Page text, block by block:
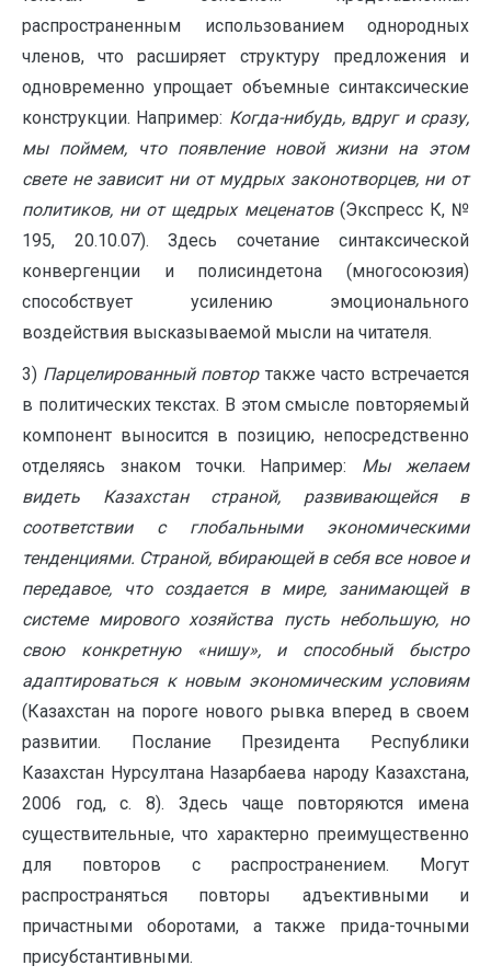
распространенным использованием однородных
членов, что расширяет структуру предложения и
одновременно упрощает объемные синтаксические
конструкции. Например: Когда-нибудь, вдруг и сразу,
мы поймем, что появление новой жизни на этом
свете не зависит ни от мудрых законотворцев, ни от
политиков, ни от щедрых меценатов (Экспресс К, №
195, 20.10.07). Здесь сочетание синтаксической
конвергенции и полисиндетона (многосоюзия)
способствует усилению эмоционального
воздействия высказываемой мысли на читателя.
3) Парцелированный повтортакже часто встречается
в политических текстах. В этом смысле повторяемый
компонент выносится в позицию, непосредственно
отделяясь знаком точки. Например: Мы желаем
видеть Казахстан страной, развивающейся в
соответствии с глобальными экономическими
тенденциями. Страной, вбирающей в себя все новое и
передавое, что создается в мире, занимающей в
системе мирового хозяйства пусть небольшую, но
свою конкретную «нишу», и способный быстро
адаптироваться к новым экономическим условиям
(Казахстан на пороге нового рывка вперед в своем
развитии. Послание Президента Республики
Казахстан Нурсултана Назарбаева народу Казахстана,
2006 год, с. 8). Здесь чаще повторяются имена
существительные, что характерно преимущественно
для повторов с распространением. Могут
распространяться повторы адъективными и
причастными оборотами, а также прида-точными
присубстантивными.